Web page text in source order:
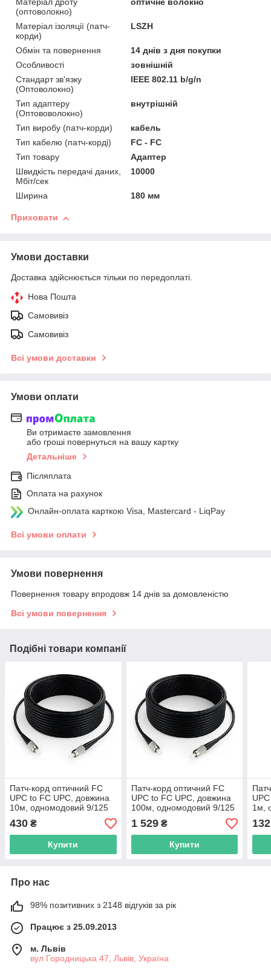
Матеріал дроту
(оптоволокно)
оптичне волокно
Матеріал ізоляції (патч-
корди)
LSZH
Обмін та повернення
14 днів з дня покупки
Особливості
зовнішній
Стандарт зв'язку
(Оптоволокно)
IEEE 802.11 b/g/n
Тип адаптеру
(Оптововолокно)
внутрішній
Тип виробу (патч-корди)
кабель
Тип кабелю (патч-корді)
FC - FC
Тип товару
Адаптер
Швидкість передачі даних,
Мбіт/сек
10000
Ширина 180 мм
Приховати
Умови доставки
Доставка здійснюється тільки по передоплаті.
Нова Пошта
Самовивіз
Самовивіз
Всі умови доставки
Умови оплати
Ви отримаєте замовлення
або гроші повернуться на вашу картку
Детальніше
Післяплата
Оплата на рахунок
Онлайн-оплата карткою Visa, Mastercard - LiqPay
Всі умови оплати
Умови повернення
Повернення товару впродовж 14 днів за домовленістю
Всі умови повернення
Подібні товари компанії
Патч-корд оптичний FC
UPC to FC UPC, довжина
10м, одномодовий 9/125
3mm, чорний, для
зовнішньої прокладки
430 ₴
Купити
Патч-корд оптичний FC
UPC to FC UPC, довжина
100м, одномодовий 9/125
3mm, чорний, для
зовнішньої прокладки
1 529₴
Купити
1м,
132
Про нас
98% позитивних з 2148 відгуків за рік
Працює з 25.09.2013
м. Львів
вул Городницька 47, Львів, Україна